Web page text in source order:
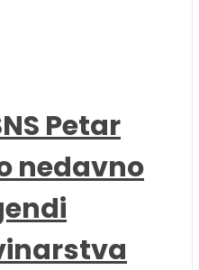
Petar
nedavno